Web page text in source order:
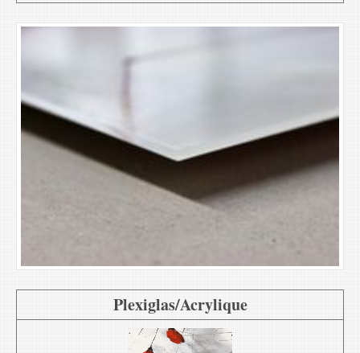
Plexiglas/Acrylique